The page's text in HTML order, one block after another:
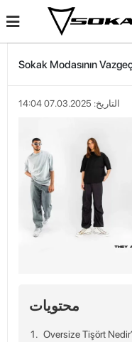
Sokak Modasının
التاريخ: 07.03.2025 14:04
محتويات
Oversize Tişört